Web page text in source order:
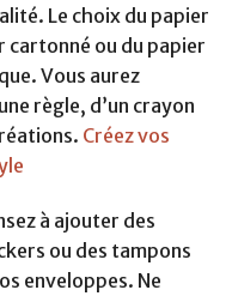
Le choix du papier
cartonné ou du papier
Vous aurez
règle, d’un crayon
Créez vos
à ajouter des
ou des tampons
enveloppes. Ne